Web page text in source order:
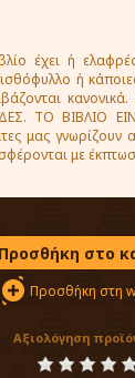
έχει ή
ή
ΤΟ ΒΙΒΛΙΟ
μας γνωρίζουν
με
Προσθήκη στο
Προσθήκη στη
Αξιολόγηση